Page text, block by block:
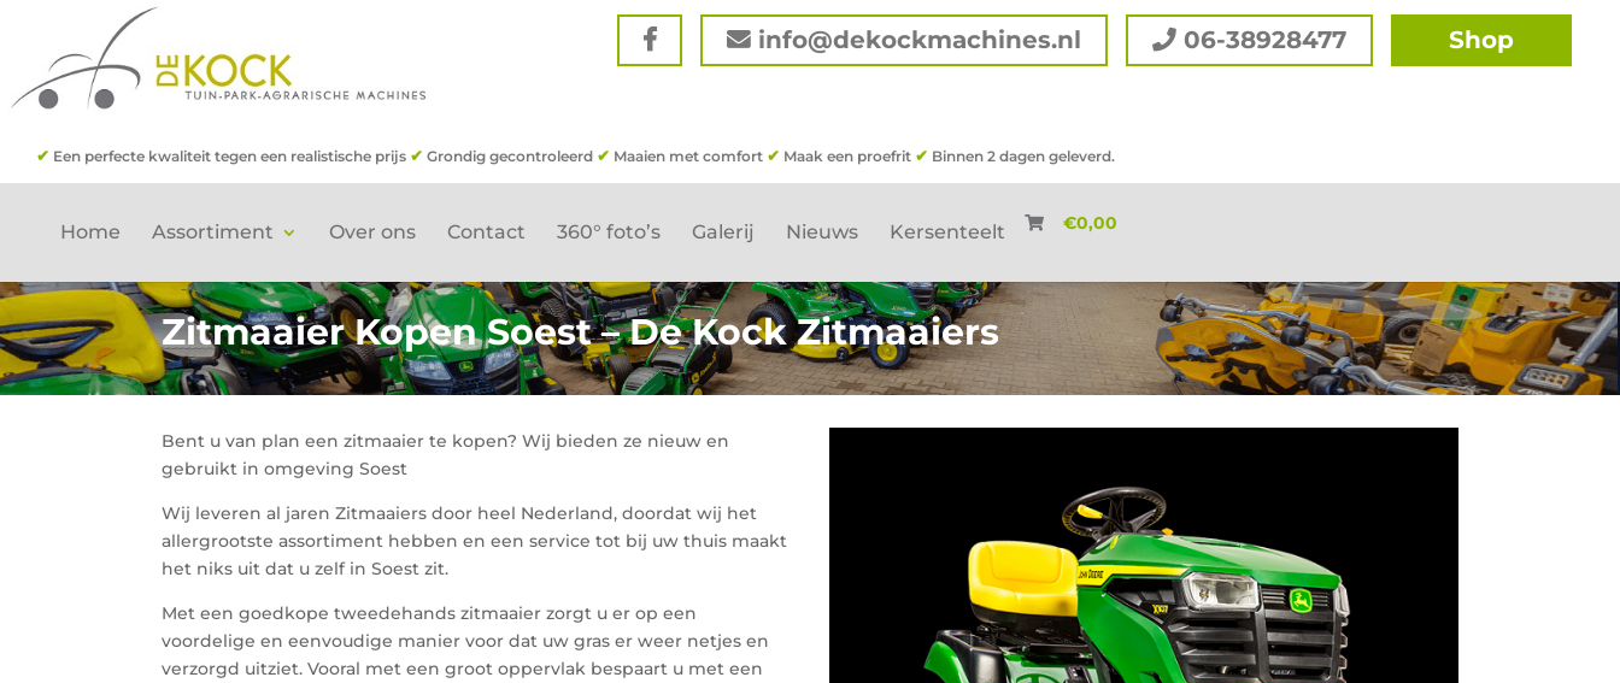
info@dekockmachines.nl 06-38928477 Shop
✔ Een perfecte kwaliteit tegen een realistische prijs ✔ Grondig gecontroleerd ✔ Maaien met comfort ✔ Maak een proefrit ✔ Binnen 2 dagen geleverd.
Home Assortiment Over ons Contact 360° foto’s Galerij Nieuws Kersenteelt €0,00
Zitmaaier Kopen Soest – De Kock Zitmaaiers
Bent u van plan een zitmaaier te kopen? Wij bieden ze nieuw en
gebruikt in omgeving Soest
Wij leveren al jaren Zitmaaiers door heel Nederland, doordat wij het
allergrootste assortiment hebben en een service tot bij uw thuis maakt
het niks uit dat u zelf in Soest zit.
Met een goedkope tweedehands zitmaaier zorgt u er op een
voordelige en eenvoudige manier voor dat uw gras er weer netjes en
verzorgd uitziet. Vooral met een groot oppervlak bespaart u met een